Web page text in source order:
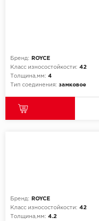
Бренд:
ROYCE
Класс износостойкости: 42
Толщина,мм: 4
Тип соединения: замковое
Бренд:
ROYCE
Класс износостойкости: 42
Толщина,мм: 4.2